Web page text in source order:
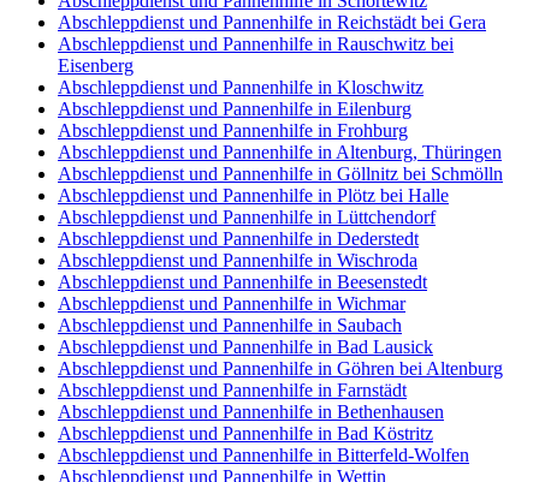
Abschleppdienst und Pannenhilfe in Reichstädt bei Gera
Abschleppdienst und Pannenhilfe in Rauschwitz bei
Eisenberg
Abschleppdienst und Pannenhilfe in Kloschwitz
Abschleppdienst und Pannenhilfe in Eilenburg
Abschleppdienst und Pannenhilfe in Frohburg
Abschleppdienst und Pannenhilfe in Altenburg, Thüringen
Abschleppdienst und Pannenhilfe in Göllnitz bei Schmölln
Abschleppdienst und Pannenhilfe in Plötz bei Halle
Abschleppdienst und Pannenhilfe in Lüttchendorf
Abschleppdienst und Pannenhilfe in Dederstedt
Abschleppdienst und Pannenhilfe in Wischroda
Abschleppdienst und Pannenhilfe in Beesenstedt
Abschleppdienst und Pannenhilfe in Wichmar
Abschleppdienst und Pannenhilfe in Saubach
Abschleppdienst und Pannenhilfe in Bad Lausick
Abschleppdienst und Pannenhilfe in Göhren bei Altenburg
Abschleppdienst und Pannenhilfe in Farnstädt
Abschleppdienst und Pannenhilfe in Bethenhausen
Abschleppdienst und Pannenhilfe in Bad Köstritz
Abschleppdienst und Pannenhilfe in Bitterfeld-Wolfen
Abschleppdienst und Pannenhilfe in Wettin